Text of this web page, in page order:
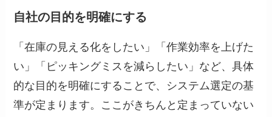
自社の目的を明確にする
「在庫の見える化をしたい」「作業効率を上げた
い」「ピッキングミスを減らしたい」など、具体
的な目的を明確にすることで、システム選定の基
準が定まります。ここがきちんと定まっていない